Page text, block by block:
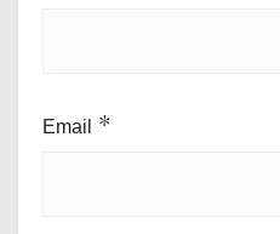
Email *